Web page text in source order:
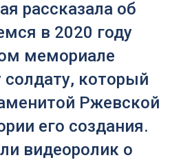
рассказала об
в 2020 году
мемориале
который
Ржевской
его создания.
видеоролик о